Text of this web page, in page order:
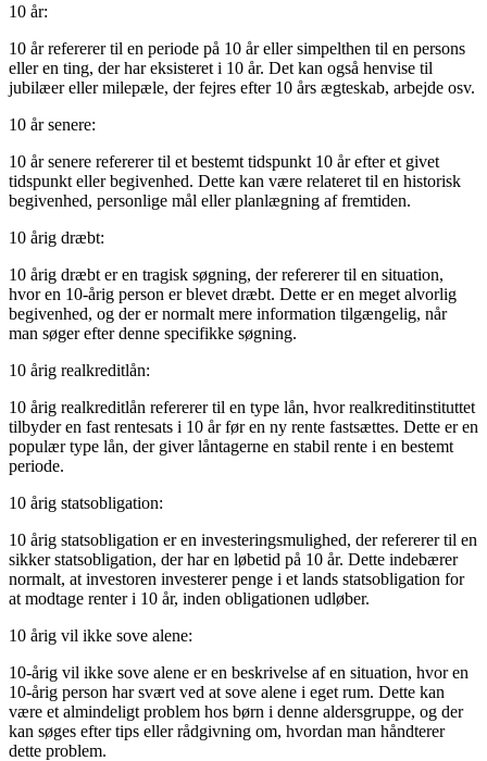
10 år:
10 år refererer til en periode på 10 år eller simpelthen til en persons
eller en ting, der har eksisteret i 10 år. Det kan også henvise til
jubilæer eller milepæle, der fejres efter 10 års ægteskab, arbejde osv.
10 år senere:
10 år senere refererer til et bestemt tidspunkt 10 år efter et givet
tidspunkt eller begivenhed. Dette kan være relateret til en historisk
begivenhed, personlige mål eller planlægning af fremtiden.
10 årig dræbt:
10 årig dræbt er en tragisk søgning, der refererer til en situation,
hvor en 10-årig person er blevet dræbt. Dette er en meget alvorlig
begivenhed, og der er normalt mere information tilgængelig, når
man søger efter denne specifikke søgning.
10 årig realkreditlån:
10 årig realkreditlån refererer til en type lån, hvor realkreditinstituttet
tilbyder en fast rentesats i 10 år før en ny rente fastsættes. Dette er en
populær type lån, der giver låntagerne en stabil rente i en bestemt
periode.
10 årig statsobligation:
10 årig statsobligation er en investeringsmulighed, der refererer til en
sikker statsobligation, der har en løbetid på 10 år. Dette indebærer
normalt, at investoren investerer penge i et lands statsobligation for
at modtage renter i 10 år, inden obligationen udløber.
10 årig vil ikke sove alene:
10-årig vil ikke sove alene er en beskrivelse af en situation, hvor en
10-årig person har svært ved at sove alene i eget rum. Dette kan
være et almindeligt problem hos børn i denne aldersgruppe, og der
kan søges efter tips eller rådgivning om, hvordan man håndterer
dette problem.